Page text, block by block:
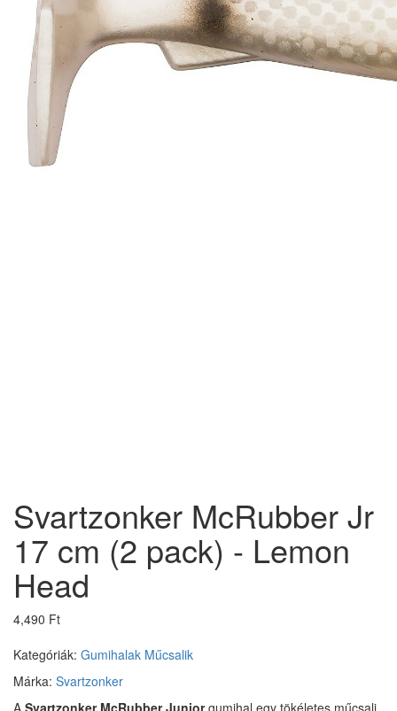
Svartzonker McRubber Jr
17 cm (2 pack) - Lemon
Head
4,490 Ft
Kategóriák: Gumihalak Műcsalik
Márka: Svartzonker
A Svartzonker McRubber Juniorgumihal egy tökéletes műcsali